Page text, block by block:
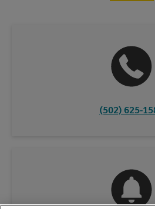
(502) 625-